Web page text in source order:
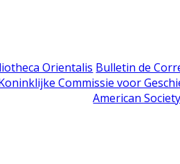
Orientalis Bulletin de
Commissie voor
American